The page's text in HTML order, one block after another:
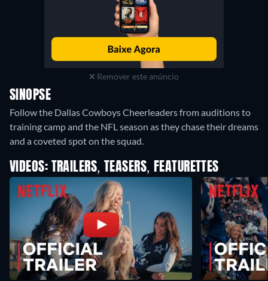
Remover este anúncio
SINOPSE
Follow the Dallas Cowboys Cheerleaders from auditions to
training camp and the NFL season as they chase their dreams
and a coveted spot on the squad.
VIDEOS: TRAILERS, TEASERS, FEATURETTES